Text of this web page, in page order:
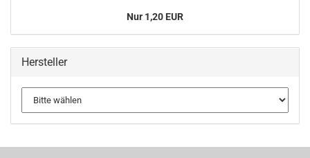
Nur 1,20 EUR
Hersteller